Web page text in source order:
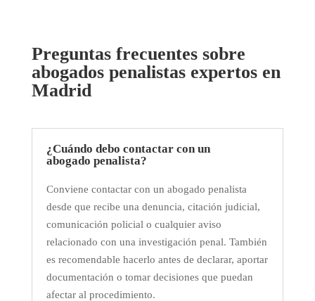
Preguntas frecuentes sobre
abogados penalistas expertos en
Madrid
¿Cuándo debo contactar con un
abogado penalista?
Conviene contactar con un abogado penalista
desde que recibe una denuncia, citación judicial,
comunicación policial o cualquier aviso
relacionado con una investigación penal. También
es recomendable hacerlo antes de declarar, aportar
documentación o tomar decisiones que puedan
afectar al procedimiento.